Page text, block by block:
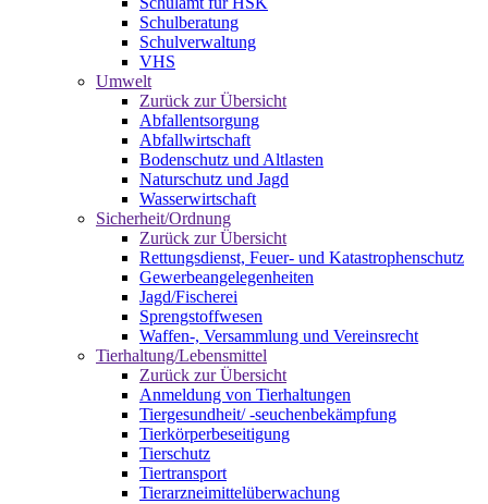
Schulberatung
Schulverwaltung
VHS
Umwelt
Zurück zur Übersicht
Abfallentsorgung
Abfallwirtschaft
Bodenschutz und Altlasten
Naturschutz und Jagd
Wasserwirtschaft
Sicherheit/Ordnung
Zurück zur Übersicht
Rettungsdienst, Feuer- und Katastrophenschutz
Gewerbeangelegenheiten
Jagd/Fischerei
Sprengstoffwesen
Waffen-, Versammlung und Vereinsrecht
Tierhaltung/Lebensmittel
Zurück zur Übersicht
Anmeldung von Tierhaltungen
Tiergesundheit/ -seuchenbekämpfung
Tierkörperbeseitigung
Tierschutz
Tiertransport
Tierarzneimittelüberwachung